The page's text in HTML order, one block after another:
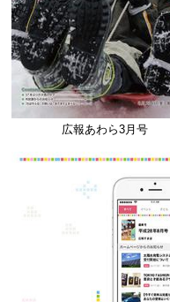
広報あわら3月号